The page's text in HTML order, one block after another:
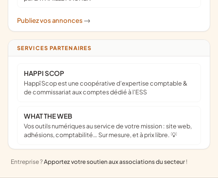
Publiez vos annonces ->
SERVICES PARTENAIRES
HAPPI SCOP
Happï Scop est une coopérative d’expertise comptable &
de commissariat aux comptes dédié à l'ESS
WHAT THE WEB
Vos outils numériques au service de votre mission : site web,
adhésions, comptabilité… Sur mesure, et à prix libre. 💡
Entreprise ?Apportez votre soutien aux associations du secteur !